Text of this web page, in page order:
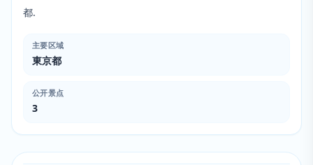
都.
主要区域
東京都
公开景点
3